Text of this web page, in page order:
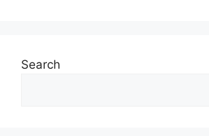
Search